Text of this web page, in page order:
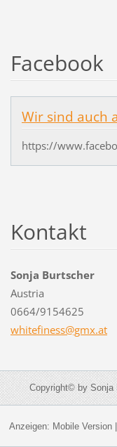
Facebook
Wir sind auch
https://
Kontakt
Sonja Burtscher
Austria
0664/9154625
whitefiness@gmx.at
Copyright© by Sonja
Anzeigen: Mobile Version|